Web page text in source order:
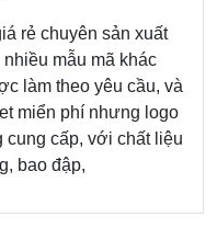
rẻ chuyên sản xuất
mẫu mã khác
làm theo yêu cầu, và
miển phí nhưng logo
cung cấp, với chất liệu
bao đập,